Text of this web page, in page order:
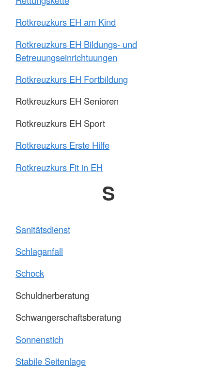
Rotkreuzkurs EH am Kind
Rotkreuzkurs EH Bildungs- und
Betreuungseinrichtuungen
Rotkreuzkurs EH Fortbildung
Rotkreuzkurs EH Senioren
Rotkreuzkurs EH Sport
Rotkreuzkurs Erste Hilfe
Rotkreuzkurs Fit in EH
S
Sanitätsdienst
Schlaganfall
Schock
Schuldnerberatung
Schwangerschaftsberatung
Sonnenstich
Stabile Seitenlage